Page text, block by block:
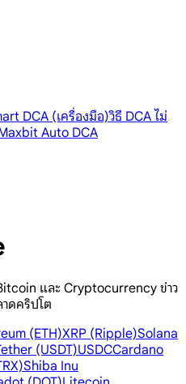
DCA (เครื่องมือ)วิธี DCA ไม่
Auto DCA
และ Cryptocurrency ข่าว
าดคริปโต
(ETH)XRP (Ripple)Solana
(USDT)USDCCardano
Shiba Inu